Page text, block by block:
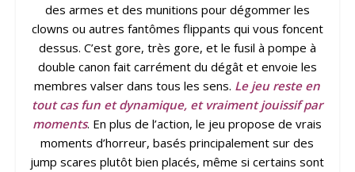
des armes et des munitions pour dégommer les
clowns ou autres fantômes flippants qui vous foncent
dessus. C’est gore, très gore, et le fusil à pompe à
double canon fait carrément du dégât et envoie les
membres valser dans tous les sens. Le jeu reste en
tout cas fun et dynamique, et vraiment jouissif par
moments. En plus de l’action, le jeu propose de vrais
moments d’horreur, basés principalement sur des
jump scares plutôt bien placés, même si certains sont